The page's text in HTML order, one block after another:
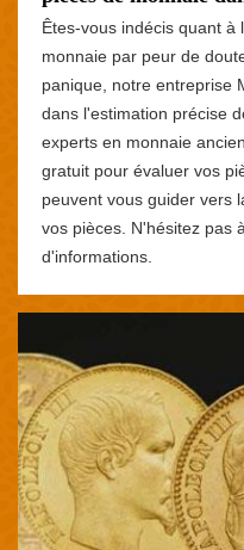
Êtes-vous indécis quant à
monnaie par peur de
panique, notre entreprise
dans l'estimation précise
experts en monnaie
gratuit pour évaluer vos
peuvent vous guider vers
vos pièces. N'hésitez pas
d'informations.